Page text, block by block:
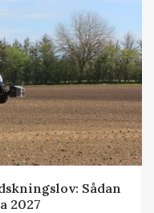
Sådan
2027